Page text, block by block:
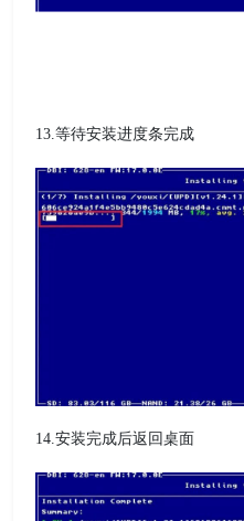
13.等待安装进度条完成
14.安装完成后返回桌面